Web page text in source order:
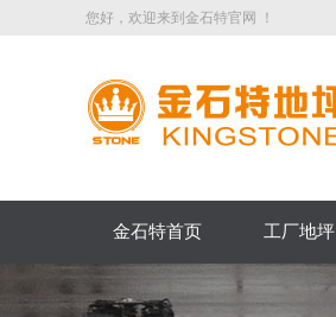
您好，欢迎来到金石特官网 ！
金石特首页 工厂地坪